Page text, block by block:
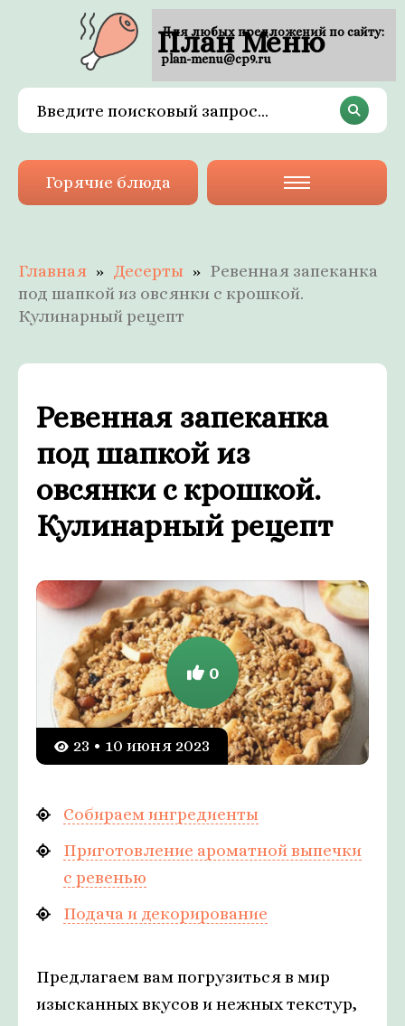
План Меню
Горячие блюда
Главная Десерты
Ревенная запеканка
под шапкой из овсянки с крошкой.
Кулинарный рецепт
Ревенная запеканка
под шапкой из
овсянки с крошкой.
Кулинарный рецепт
23 • 10 июня 2023
0
Собираем ингредиенты
Приготовление ароматной выпечки
с ревенью
Подача и декорирование
Предлагаем вам погрузиться в мир
изысканных вкусов и нежных текстур,
Для любых предложений по сайту:
plan-menu@cp9.ru